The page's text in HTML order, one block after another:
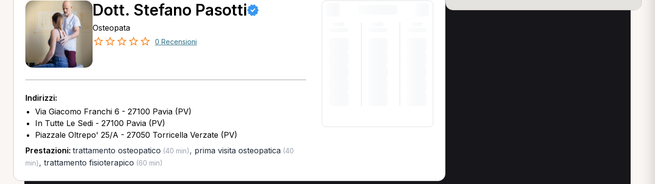
Dott. Stefano Pasotti
Osteopata
0 Recensioni
Indirizzi:
Via Giacomo Franchi 6 - 27100 Pavia (PV)
In Tutte Le Sedi - 27100 Pavia (PV)
Piazzale Oltrepo' 25/A - 27050 Torricella Verzate (PV)
Prestazioni: trattamento osteopatico (40 min), prima visita osteopatica(40
min), trattamento fisioterapico (60 min)